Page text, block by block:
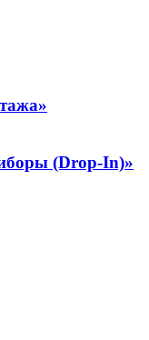
(Drop-In)»